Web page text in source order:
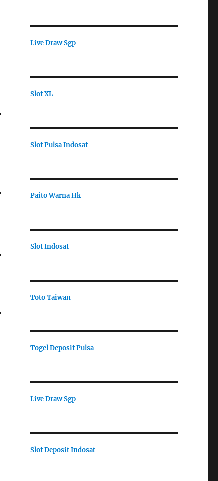
Live Draw Sgp
Slot XL
Slot Pulsa Indosat
Paito Warna Hk
Slot Indosat
Toto Taiwan
Togel Deposit Pulsa
Live Draw Sgp
Slot Deposit Indosat